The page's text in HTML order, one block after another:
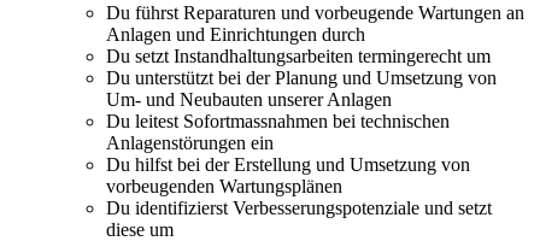
Du führst Reparaturen und vorbeugende Wartungen an
Anlagen und Einrichtungen durch
Du setzt Instandhaltungsarbeiten termingerecht um
Du unterstützt bei der Planung und Umsetzung von
Um- und Neubauten unserer Anlagen
Du leitest Sofortmassnahmen bei technischen
Anlagenstörungen ein
Du hilfst bei der Erstellung und Umsetzung von
vorbeugenden Wartungsplänen
Du identifizierst Verbesserungspotenziale und setzt
diese um